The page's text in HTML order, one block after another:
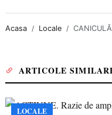
Acasa Locale
ARTICOLE
LOCALE